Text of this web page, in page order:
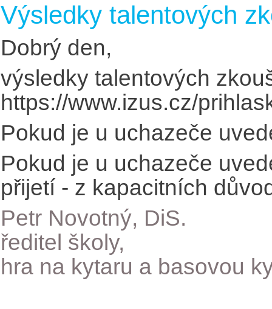
Výsledky talentových
Dobrý den,
výsledky talentových
https://www.izus.cz/
Pokud je u uchazeče
Pokud je u uchazeče
přijetí - z kapacitních
Petr Novotný, DiS.
ředitel školy,
hra na kytaru a basovou